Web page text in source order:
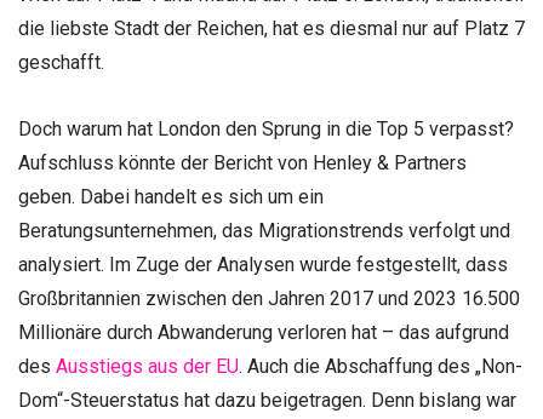
die liebste Stadt der Reichen, hat es diesmal nur auf Platz 7
geschafft.
Doch warum hat London den Sprung in die Top 5 verpasst?
Aufschluss könnte der Bericht von Henley & Partners
geben. Dabei handelt es sich um ein
Beratungsunternehmen, das Migrationstrends verfolgt und
analysiert. Im Zuge der Analysen wurde festgestellt, dass
Großbritannien zwischen den Jahren 2017 und 2023 16.500
Millionäre durch Abwanderung verloren hat – das aufgrund
des Ausstiegs aus der EU. Auch die Abschaffung des „Non-
Dom“-Steuerstatus hat dazu beigetragen. Denn bislang war